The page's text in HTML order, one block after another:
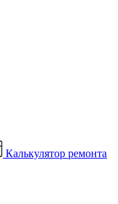
Калькулятор ремонта